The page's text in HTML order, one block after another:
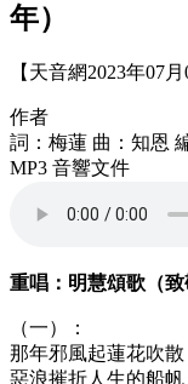
年）
【天音網2023年07月
作者
詞：梅蓮 曲：知恩
MP3 音響文件
重唱：明慧頌歌（致
（一）：
那年邪風起蓮花吹散
惡浪摧折人生的船帆